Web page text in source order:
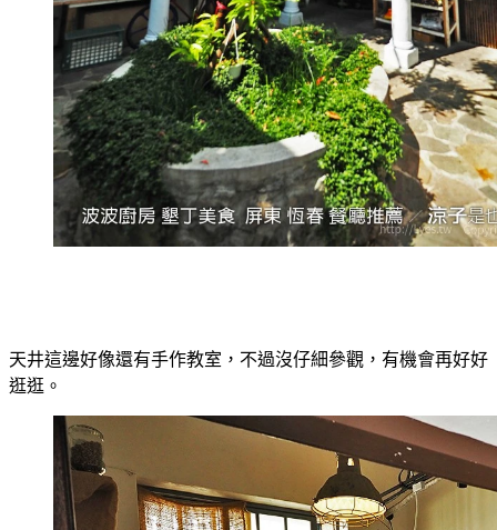
天井這邊好像還有手作教室，不過沒仔細參觀，有機會再好好
逛逛。